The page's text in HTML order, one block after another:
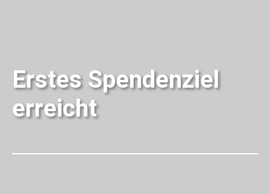
Erstes Spendenziel
erreicht